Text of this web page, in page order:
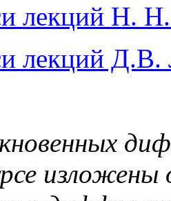
лекций Н.
лекций Д.В.
изложены